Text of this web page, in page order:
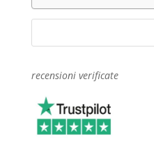
recensioni verificate